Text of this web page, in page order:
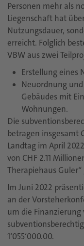
Personen mehr als
Liegenschaft hat
Nutzungsdauer,
erreicht. Folglich
VBW aus zwei
Erstellung eines
Neuordnung
Gebäudes mit
Wohnungen.
Die
betragen insgesamt
Landtag im April
von CHF 2.11
Therapiehaus
Im Juni 2022
an der
um die Finanzierung
1‘055‘000.00.